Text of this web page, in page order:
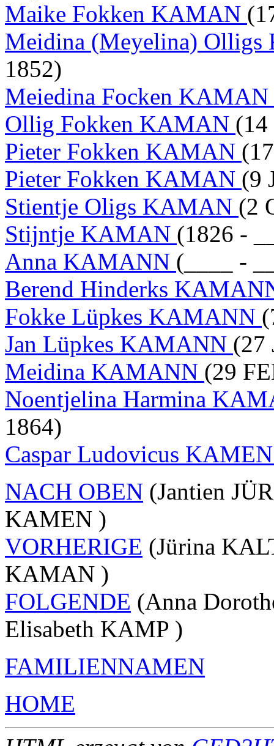
Maike Fokken KAMAN
Meidina (Meyelina)
1852)
Meiedina Focken KAMAN
Ollig Fokken KAMAN (14
Pieter Fokken KAMAN
Pieter Fokken KAMAN (9
Stientje Oligs KAMAN (2
Stijntje KAMAN (1826 -
Anna KAMANN (____ -
Berend Hinderks
Fokke Lüpkes KAMANN
Jan Lüpkes KAMANN (27
Meidina KAMANN (29
Noentjelina Harmina
1864)
Caspar Ludovicus
NACH OBEN (Jantien
KAMEN )
VORHERIGE (Jürina
KAMAN )
FOLGENDE (Anna
Elisabeth KAMP )
FAMILIENNAMEN
HOME